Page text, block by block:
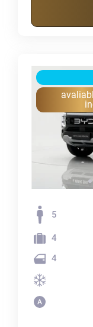
5
4
4